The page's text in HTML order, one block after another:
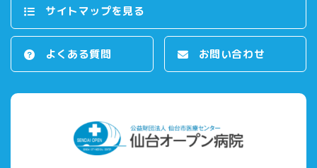
サイトマップを⾒る
よくある質問 お問い合わせ